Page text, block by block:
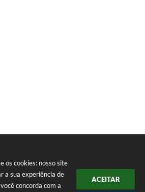
os cookies: nosso site
a sua experiência de
concorda com a
ACEITAR